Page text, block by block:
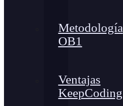
Metodología
OB1
Ventajas
KeepCoding